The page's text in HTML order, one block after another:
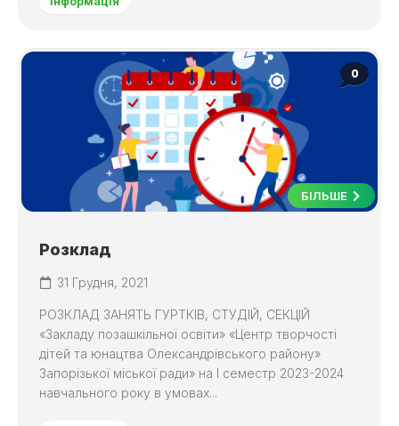
0
БІЛЬШЕ
Розклад
31 Грудня, 2021
РОЗКЛАД ЗАНЯТЬ ГУРТКІВ, СТУДІЙ, СЕКЦІЙ
«Закладу позашкільної освіти» «Центр творчості
дітей та юнацтва Олександрівського району»
Запорізької міської ради» на І семестр 2023-2024
навчального року в умовах...